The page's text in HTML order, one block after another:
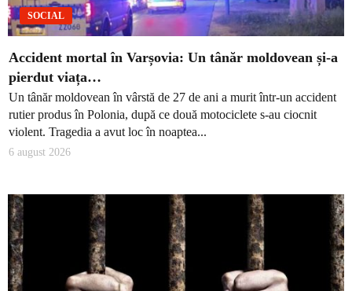
SOCIAL
Accident mortal în Varșovia: Un tânăr moldovean și-a
pierdut viața…
Un tânăr moldovean în vârstă de 27 de ani a murit într-un accident
rutier produs în Polonia, după ce două motociclete s-au ciocnit
violent. Tragedia a avut loc în noaptea...
6 august 2026